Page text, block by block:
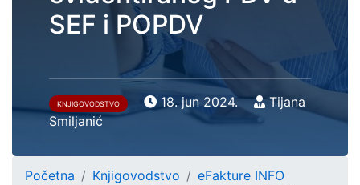
SEF i POPDV
KNJIGOVODSTVO 18. jun 2024.
Tijana
Smiljanić
Početna Knjigovodstvo
eFakture INFO